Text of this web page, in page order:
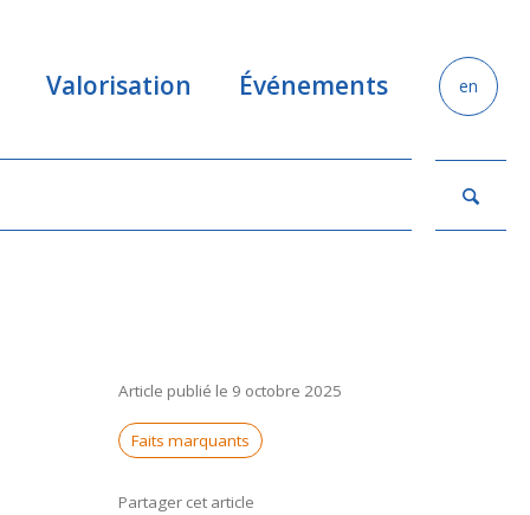
Valorisation Événements en
Article publié le 9 octobre 2025
Faits marquants
Partager cet article